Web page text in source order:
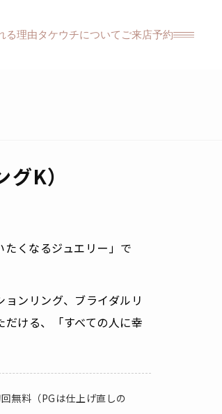
る理由タケウチについて ご来店予約
K）
くなるジュエリー」で
ンリング、ブライダルリ
ける、「すべての人に幸
無料（PGは仕上げ直しの